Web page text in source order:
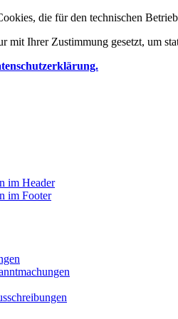
die für den technischen
mit Ihrer Zustimmung gesetzt, um
im Header
im Footer